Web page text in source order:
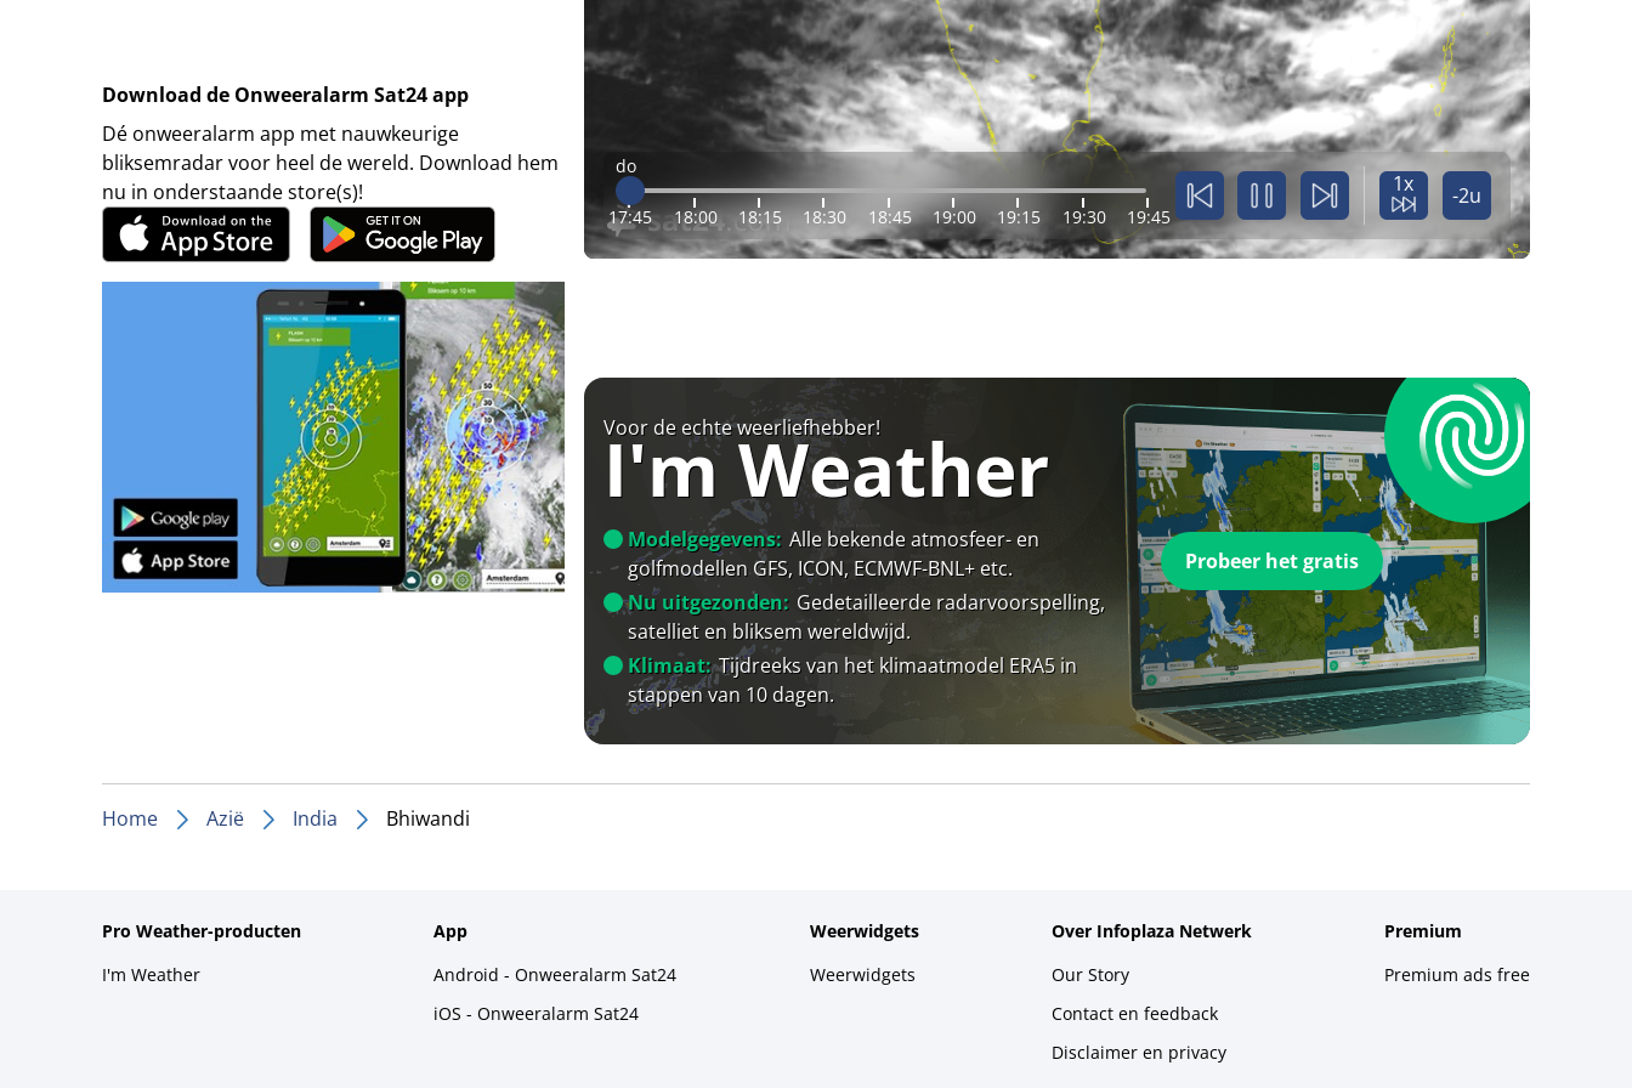
Download de Onweeralarm Sat24 app
Dé onweeralarm app met nauwkeurige
bliksemradar voor heel de wereld. Download hem
nu in onderstaande store(s)!
do
17:45 18:00 18:15 18:30 18:45 19:00 19:15 19:30 19:45
1x -2u
Voor de echte weerliefhebber!
I'm Weather
Modelgegevens: Alle bekende atmosfeer- en
golfmodellen GFS, ICON, ECMWF-BNL+ etc.
Nu uitgezonden: Gedetailleerde radarvoorspelling,
satelliet en bliksem wereldwijd.
Klimaat: Tijdreeks van het klimaatmodel ERA5 in
stappen van 10 dagen.
Probeer het gratis
Home Azië India Bhiwandi
Pro Weather-producten
I'm Weather
App
Android - Onweeralarm Sat24
iOS - Onweeralarm Sat24
Weerwidgets
Weerwidgets
Over Infoplaza Netwerk
Our Story
Contact en feedback
Disclaimer en privacy
Premium
Premium ads free